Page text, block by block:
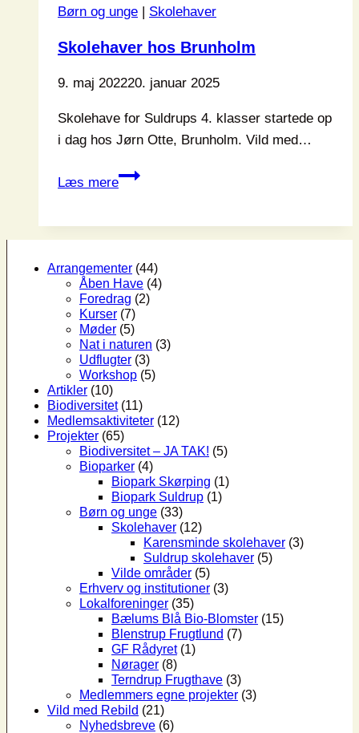
Børn og unge Skolehaver
Skolehaver hos Brunholm
9. maj 202220. januar 2025
Skolehave for Suldrups 4. klasser startede op
i dag hos Jørn Otte, Brunholm. Vild med…
Læs mere
Skolehaver
Arrangementer (44)
Åben Have (4)
Foredrag (2)
Kurser (7)
Møder (5)
Nat i naturen (3)
Udflugter (3)
Workshop (5)
Artikler (10)
Biodiversitet(11)
Medlemsaktiviteter (12)
Projekter (65)
Biodiversitet – JA TAK! (5)
Bioparker (4)
Biopark Skørping (1)
Biopark Suldrup (1)
Børn og unge (33)
Skolehaver (12)
Karensminde skolehaver (3)
Suldrup skolehaver (5)
Vilde områder (5)
Erhverv og institutioner (3)
Lokalforeninger (35)
Bælums Blå Bio-Blomster (15)
Blenstrup Frugtlund (7)
GF Rådyret(1)
Nørager (8)
Terndrup Frugthave (3)
Medlemmers egne projekter (3)
Vild med Rebild (21)
Nyhedsbreve (6)